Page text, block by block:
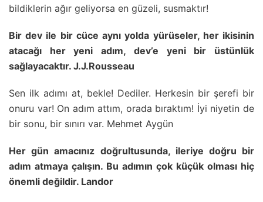
bildiklerin ağır geliyorsa en güzeli, susmaktır!
Bir dev ile bir cüce aynı yolda yürüseler, her ikisinin
atacağı her yeni adım, dev’e yeni bir üstünlük
sağlayacaktır. J.J.Rousseau
Sen ilk adımı at, bekle! Dediler. Herkesin bir şerefi bir
onuru var! On adım attım, orada bıraktım! İyi niyetin de
bir sonu, bir sınırı var. Mehmet Aygün
Her gün amacınız doğrultusunda, ileriye doğru bir
adım atmaya çalışın. Bu adımın çok küçük olması hiç
önemli değildir. Landor